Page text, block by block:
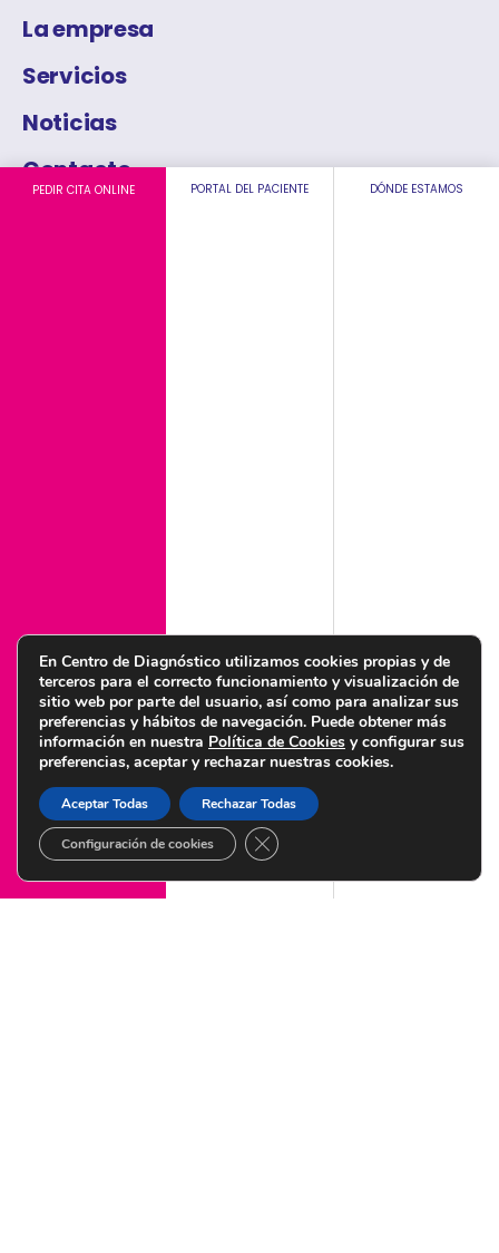
La empresa
Servicios
Noticias
Contacto
Trabaja con nosotros
Política de seguridad de la información
© Copyright 2022 Centro de Diagnóstico Granada – Diseñado por
PEDIR CITA ONLINE PORTAL DEL PACIENTE DÓNDE ESTAMOS
En Centro de Diagnóstico utilizamos cookies propias y de
terceros para el correcto funcionamiento y visualización de
sitio web por parte del usuario, así como para analizar sus
preferencias y hábitos de navegación. Puede obtener más
información en nuestra Política de Cookies y configurar sus
preferencias, aceptar y rechazar nuestras cookies.
Aceptar Todas Rechazar Todas
Configuración de cookies CERRAR EL BANNER DE